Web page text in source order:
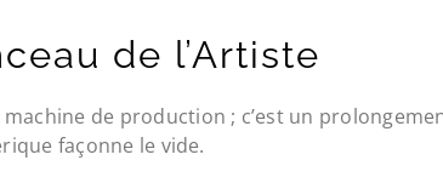
de l’Artiste
de production ; c’est un
façonne le vide.